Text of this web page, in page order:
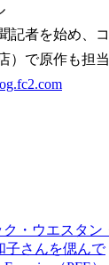
記者を始め、
）で原作も担
・ウエスタン
子さんを偲んで